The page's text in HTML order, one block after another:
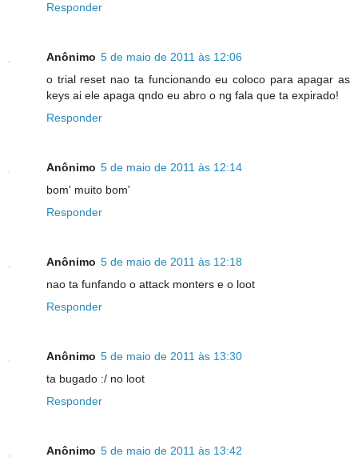
Responder
Anônimo 5 de maio de 2011 às 12:06
o trial reset nao ta funcionando eu coloco para apagar as
keys ai ele apaga qndo eu abro o ng fala que ta expirado!
Responder
Anônimo 5 de maio de 2011 às 12:14
bom' muito bom'
Responder
Anônimo 5 de maio de 2011 às 12:18
nao ta funfando o attack monters e o loot
Responder
Anônimo 5 de maio de 2011 às 13:30
ta bugado :/ no loot
Responder
Anônimo 5 de maio de 2011 às 13:42